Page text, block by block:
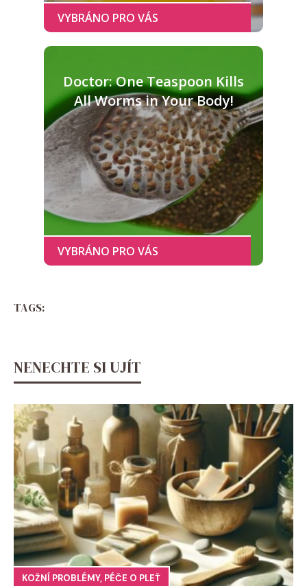
Doctor: One Teaspoon Kills
All Worms in Your Body!
TAGS:
NENECHTE SI UJÍT
KOŽNÍ PROBLÉMY, PÉČE O PLEŤ